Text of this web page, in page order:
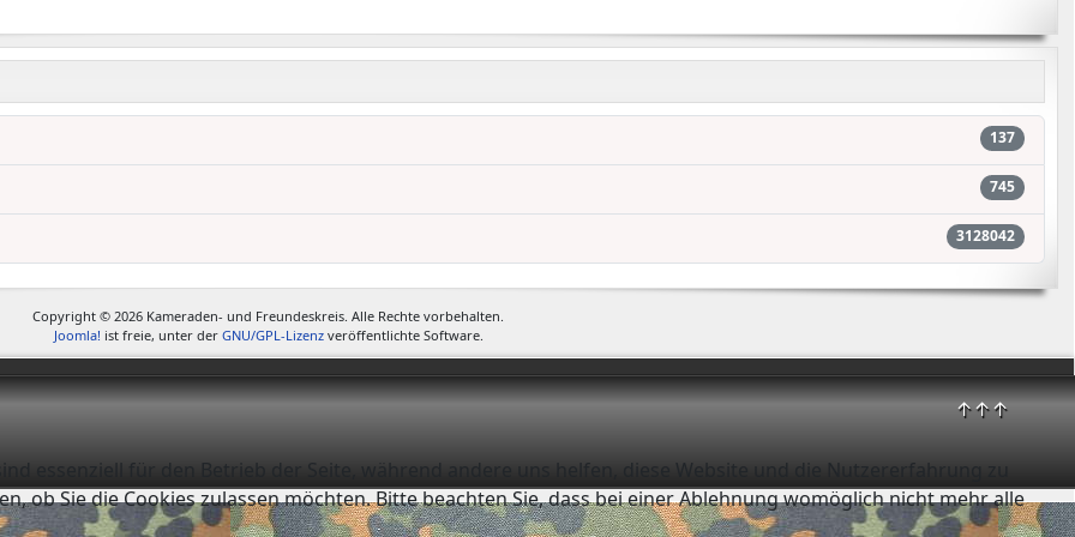
137
745
3128042
Copyright © 2026 Kameraden- und Freundeskreis. Alle Rechte vorbehalten.
Joomla! ist freie, unter der GNU/GPL-Lizenzveröffentlichte Software.
↑↑↑
essenziell für den Betrieb der Seite, während andere uns helfen, diese Website und die Nutzererfahrung zu
ob Sie die Cookies zulassen möchten. Bitte beachten Sie, dass bei einer Ablehnung womöglich nicht mehr alle